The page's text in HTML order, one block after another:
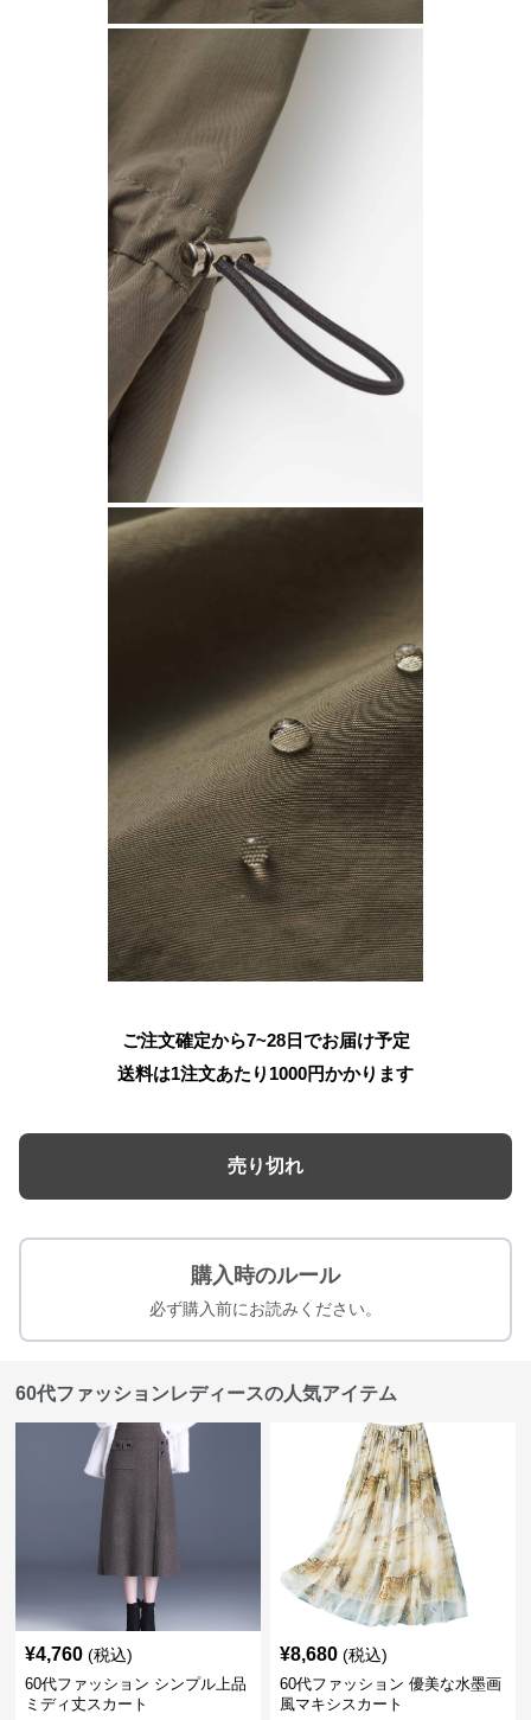
ご注文確定から7~28日でお届け予定
送料は1注文あたり 1000円かかります
売り切れ
購入時のルール
必ず購入前にお読みください。
60代ファッションレディースの人気アイテム
¥4,760 (税込)
60代ファッション シンプル上品
ミディ丈スカート
¥8,680 (税込)
60代ファッション 優美な水墨画
風マキシスカート